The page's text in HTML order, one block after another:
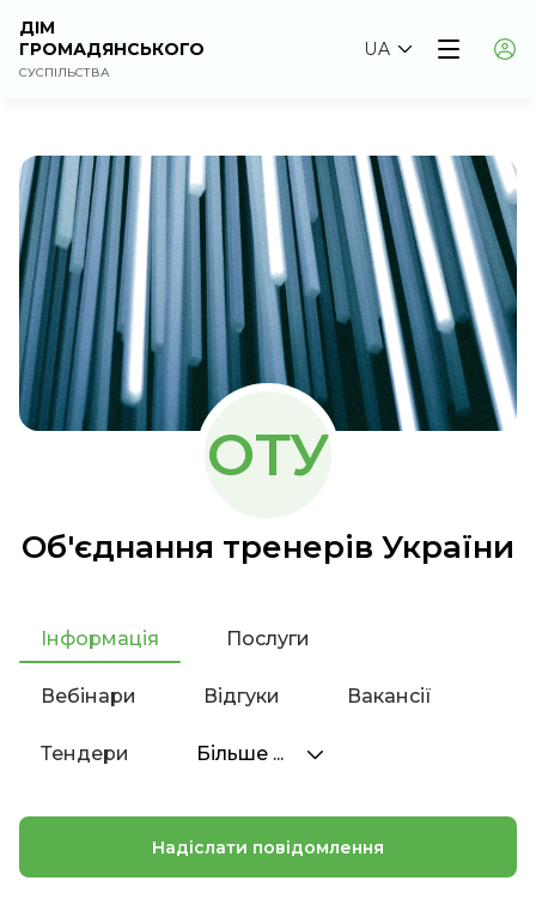
ДІМ
ГРОМАДЯНСЬКОГО
СУСПІЛЬСТВА
UA
ОТУ
Об'єднання тренерів України
Інформація Послуги
Вебінари Відгуки Вакансії
Тендери Більше ...
Надіслати повідомлення